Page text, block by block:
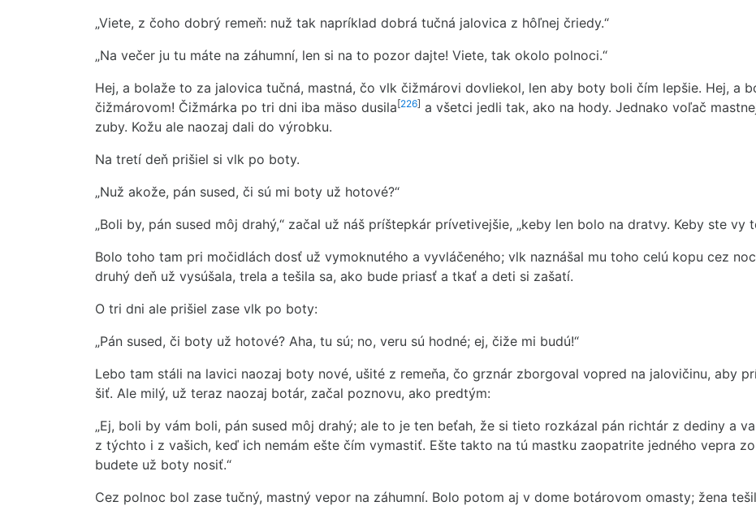
„Viete, z čoho dobrý remeň: nuž tak napríklad dobrá tučná jalovica z hôľnej čriedy.“
„Na večer ju tu máte na záhumní, len si na to pozor dajte! Viete, tak okolo polnoci.“
Hej, a bolaže to za jalovica tučná, mastná, čo vlk čižmárovi dovliekol, len aby boty boli čím lepšie. Hej, a
čižmárovom! Čižmárka po tri dni iba mäso dusila[226] a všetci jedli tak, ako na hody. Jednako voľač
zuby. Kožu ale naozaj dali do výrobku.
Na tretí deň prišiel si vlk po boty.
„Nuž akože, pán sused, či sú mi boty už hotové?“
„Boli by, pán sused môj drahý,“ začal už náš príštepkár prívetivejšie, „keby len bolo na dratvy. Keby ste
Bolo toho tam pri močidlách dosť už vymoknutého a vyvláčeného; vlk naznášal mu toho celú kopu cez
druhý deň už vysúšala, trela a tešila sa, ako bude priasť a tkať a deti si zašatí.
O tri dni ale prišiel zase vlk po boty:
„Pán sused, či boty už hotové? Aha, tu sú; no, veru sú hodné; ej, čiže mi budú!“
Lebo tam stáli na lavici naozaj boty nové, ušité z remeňa, čo grznár zborgoval vopred na jalovičinu, aby
šiť. Ale milý, už teraz naozaj botár, začal poznovu, ako predtým:
„Ej, boli by vám boli, pán sused môj drahý; ale to je ten beťah, že si tieto rozkázal pán richtár z dediny a
z týchto i z vašich, keď ich nemám ešte čím vymastiť. Ešte takto na tú mastku zaopatrite jedného vepra
budete už boty nosiť.“
Cez polnoc bol zase tučný, mastný vepor na záhumní. Bolo potom aj v dome botárovom omasty; žena